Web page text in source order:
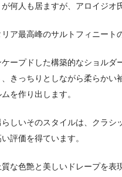
何人も居ますが、アロイジオ
ア最高峰のサルトフィニート
ープドした構築的なショル
きっちりとしながら柔らか
を作り出します。
らしいそのスタイルは、クラ
評価を得ています。
な色艶と美しいドレープを